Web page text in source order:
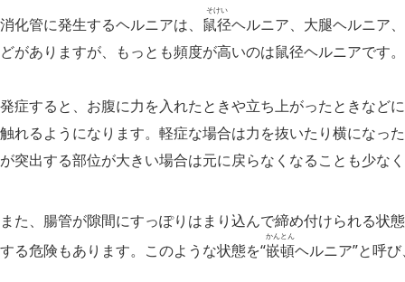
消化管に発生するヘルニアは、 鼠径
そけい
ヘルニア、大腿ヘルニア、
どがありますが、もっとも頻度が高いのは鼠径ヘルニアです。
発症すると、お腹に力を入れたときや立ち上がったときなど
触れるようになります。軽症な場合は力を抜いたり横になっ
が突出する部位が大きい場合は元に戻らなくなることも少な
また、腸管が隙間にすっぽりはまり込んで締め付けられる状
する危険もあります。このような状態を“嵌頓
かんとん
ヘルニア”と呼